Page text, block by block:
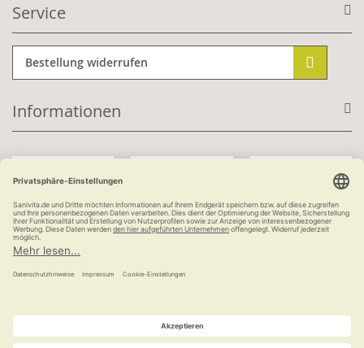
Service
Bestellung widerrufen
Informationen
Kauf auf Rechnung
versandkostenfrei